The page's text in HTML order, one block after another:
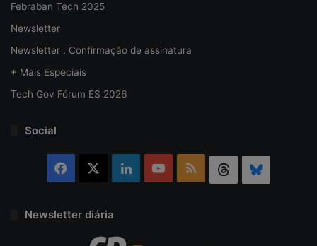
Febraban Tech 2025
Newsletter
Newsletter . Confirmação de assinatura
+ Mais Especiais
Tech Gov Fórum ES 2026
Social
Facebook LinkedinYouTubeRSS Threads
Newsletter diária